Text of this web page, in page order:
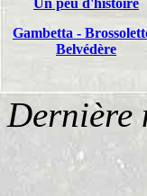
Un peu d'histoire
Gambetta -
Belvédère
Dernière